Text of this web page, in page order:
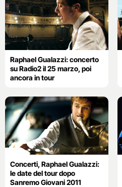
Raphael Gualazzi: concerto
su Radio2 il 25 marzo, poi
ancora in tour
Concerti, Raphael Gualazzi:
le date del tour dopo
Sanremo Giovani 2011